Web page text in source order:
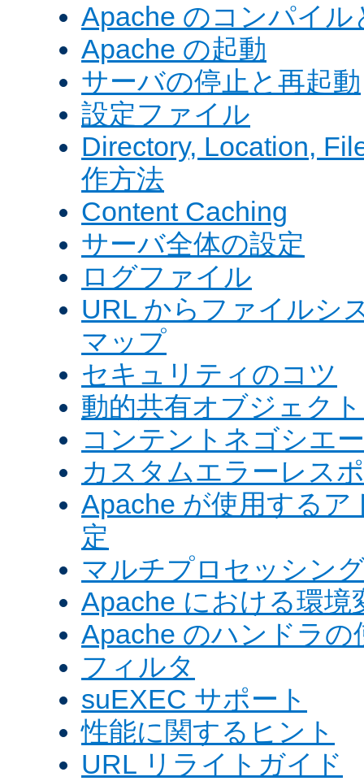
Apache のコンパイ
Apache の起動
サーバの停止と再起動
設定ファイル
Directory, Location,
作方法
Content Caching
サーバ全体の設定
ログファイル
URL からファイルシ
マップ
セキュリティのコツ
動的共有オブジェク
コンテントネゴシエ
カスタムエラーレス
Apache が使用する
定
マルチプロセッシン
Apache における環境
Apache のハンドラの
フィルタ
suEXEC サポート
性能に関するヒント
URL リライトガイド